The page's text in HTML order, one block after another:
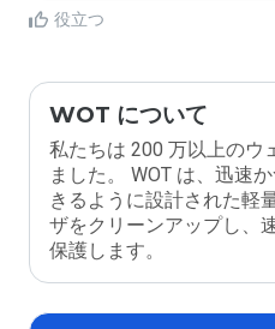
役立つ
WOT について
私たちは 200 万以上のウ
ました。 WOT は、迅速
きるように設計された軽
ザをクリーンアップし、
保護します。